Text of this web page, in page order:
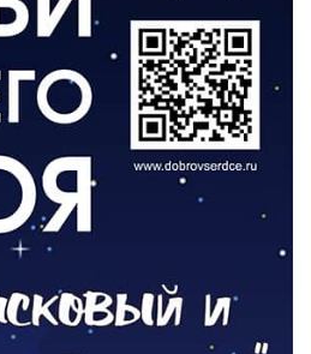
ветеранов СВО